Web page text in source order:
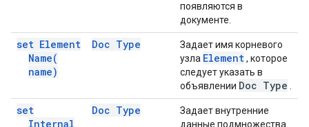
появляются в
документе.
set Element
Name(
name)
Doc Type
Задает имя корневого
узла Element, которое
следует указать в
объявлении Doc Type
set
Internal
Doc Type
Задает внутренние
данные подмножества